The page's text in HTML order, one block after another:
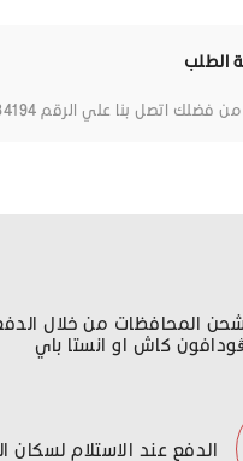
الطلب
اتصل بنا علي الرقم 01097734194.
شحن المحافظات من خلال
ڤودافون كاش او انستا باي
الدفع عند الاستلام لسكان